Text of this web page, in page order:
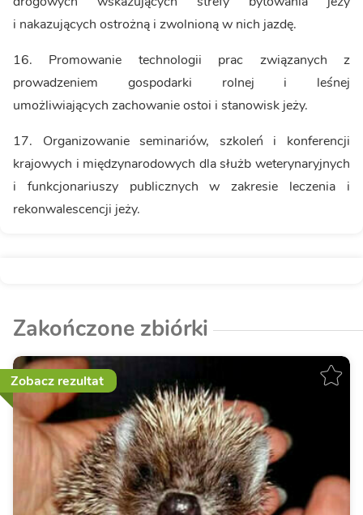
i nakazujących ostrożną i zwolnioną w nich jazdę.
16. Promowanie technologii prac związanych z
prowadzeniem gospodarki rolnej i leśnej
umożliwiających zachowanie ostoi i stanowisk jeży.
17. Organizowanie seminariów, szkoleń i konferencji
krajowych i międzynarodowych dla służb weterynaryjnych
i funkcjonariuszy publicznych w zakresie leczenia i
rekonwalescencji jeży.
Zakończone zbiórki
Zobacz rezultat